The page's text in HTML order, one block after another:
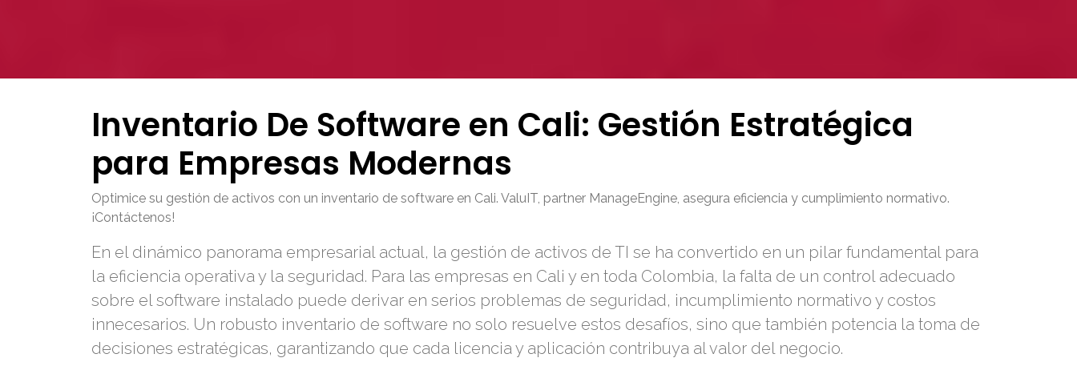
Inventario De Software en Cali: Gestión Estratégica
para Empresas Modernas
Optimice su gestión de activos con un inventario de software en Cali. ValuIT, partner ManageEngine, asegura eficiencia y cumplimiento normativo.
¡Contáctenos!
En el dinámico panorama empresarial actual, la gestión de activos de TI se ha convertido en un pilar fundamental para
la eficiencia operativa y la seguridad. Para las empresas en Cali y en toda Colombia, la falta de un control adecuado
sobre el software instalado puede derivar en serios problemas de seguridad, incumplimiento normativo y costos
innecesarios. Un robusto inventario de software no solo resuelve estos desafíos, sino que también potencia la toma de
decisiones estratégicas, garantizando que cada licencia y aplicación contribuya al valor del negocio.